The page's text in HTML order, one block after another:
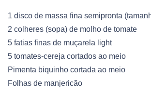
1 disco de massa fina semipronta
2 colheres (sopa) de molho de tomate
5 fatias finas de muçarela light
5 tomates-cereja cortados ao meio
Pimenta biquinho cortada ao meio
Folhas de manjericão